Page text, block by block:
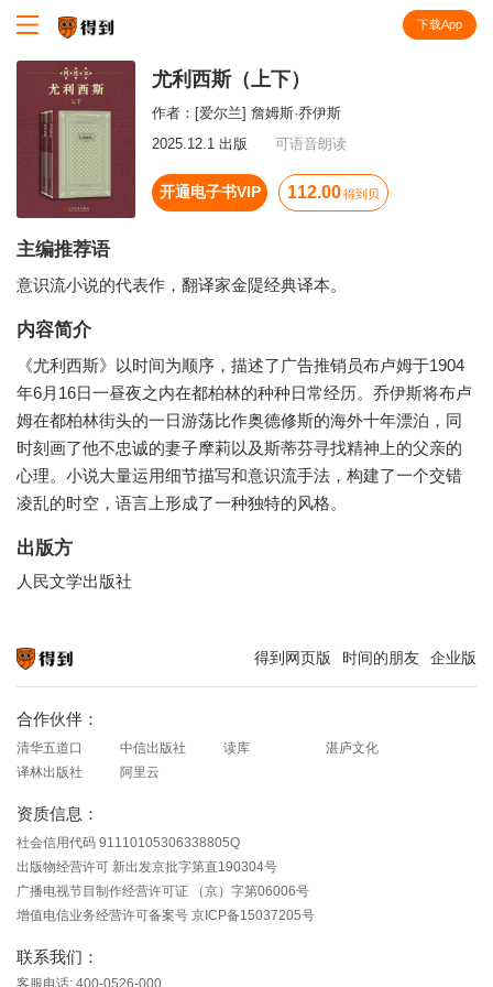
下载App
尤利西斯（上下）
作者： [爱尔兰] 詹姆斯·乔伊斯
2025.12.1 出版
可语音朗读
开通电子书VIP 112.00 得到贝
主编推荐语
意识流小说的代表作，翻译家金隄经典译本。
内容简介
《尤利西斯》以时间为顺序，描述了广告推销员布卢姆于1904
年6月16日一昼夜之内在都柏林的种种日常经历。乔伊斯将布卢
姆在都柏林街头的一日游荡比作奥德修斯的海外十年漂泊，同
时刻画了他不忠诚的妻子摩莉以及斯蒂芬寻找精神上的父亲的
心理。小说大量运用细节描写和意识流手法，构建了一个交错
凌乱的时空，语言上形成了一种独特的风格。
出版方
人民文学出版社
得到网页版 时间的朋友 企业版
合作伙伴：
清华五道口 中信出版社 读库
湛庐文化
译林出版社
阿里云
资质信息：
社会信用代码 91110105306338805Q
出版物经营许可 新出发京批字第直190304号
广播电视节目制作经营许可证 （京）字第06006号
增值电信业务经营许可备案号 京ICP备15037205号
联系我们：
客服电话: 400-0526-000